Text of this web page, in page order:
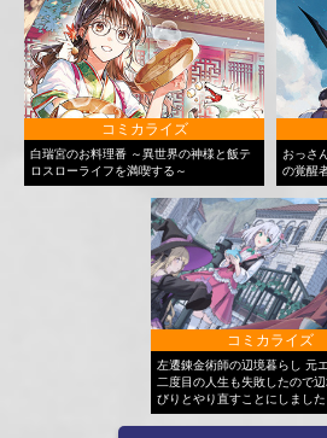
コミカライズ
白瑞宮のお料理番 ～異世界の神様と飯テ
ロスローライフを満喫する～
おっさ
の覚醒
コミカライズ
左遷錬金術師の辺境暮らし 元
二度目の人生も失敗したので
びりとやり直すことにしました